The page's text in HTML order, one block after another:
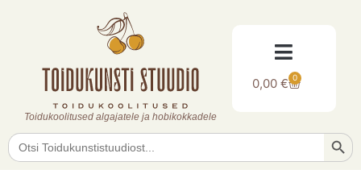
Toidukoolitused algajatele ja hobikokkadele
0,00€ 0
Search
for: